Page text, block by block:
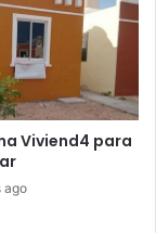
Viviend4 para
ago